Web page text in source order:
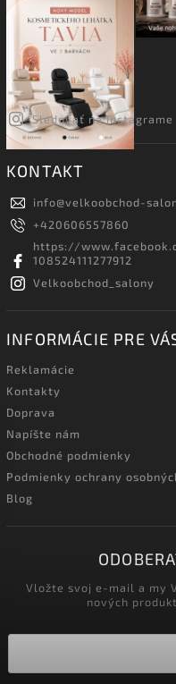
Sledovať na Instagrame
KONTAKT
info@velkoobchod-
+420606557860
https://
108524111277912
Velkoobchod_salony
INFORMÁCIE PRE
Reklamácie
Kontakty
Doprava
Napíšte nám
Obchodné podmienky
Podmienky ochrany
Blog
Vložte svoj e-mail a my
nových